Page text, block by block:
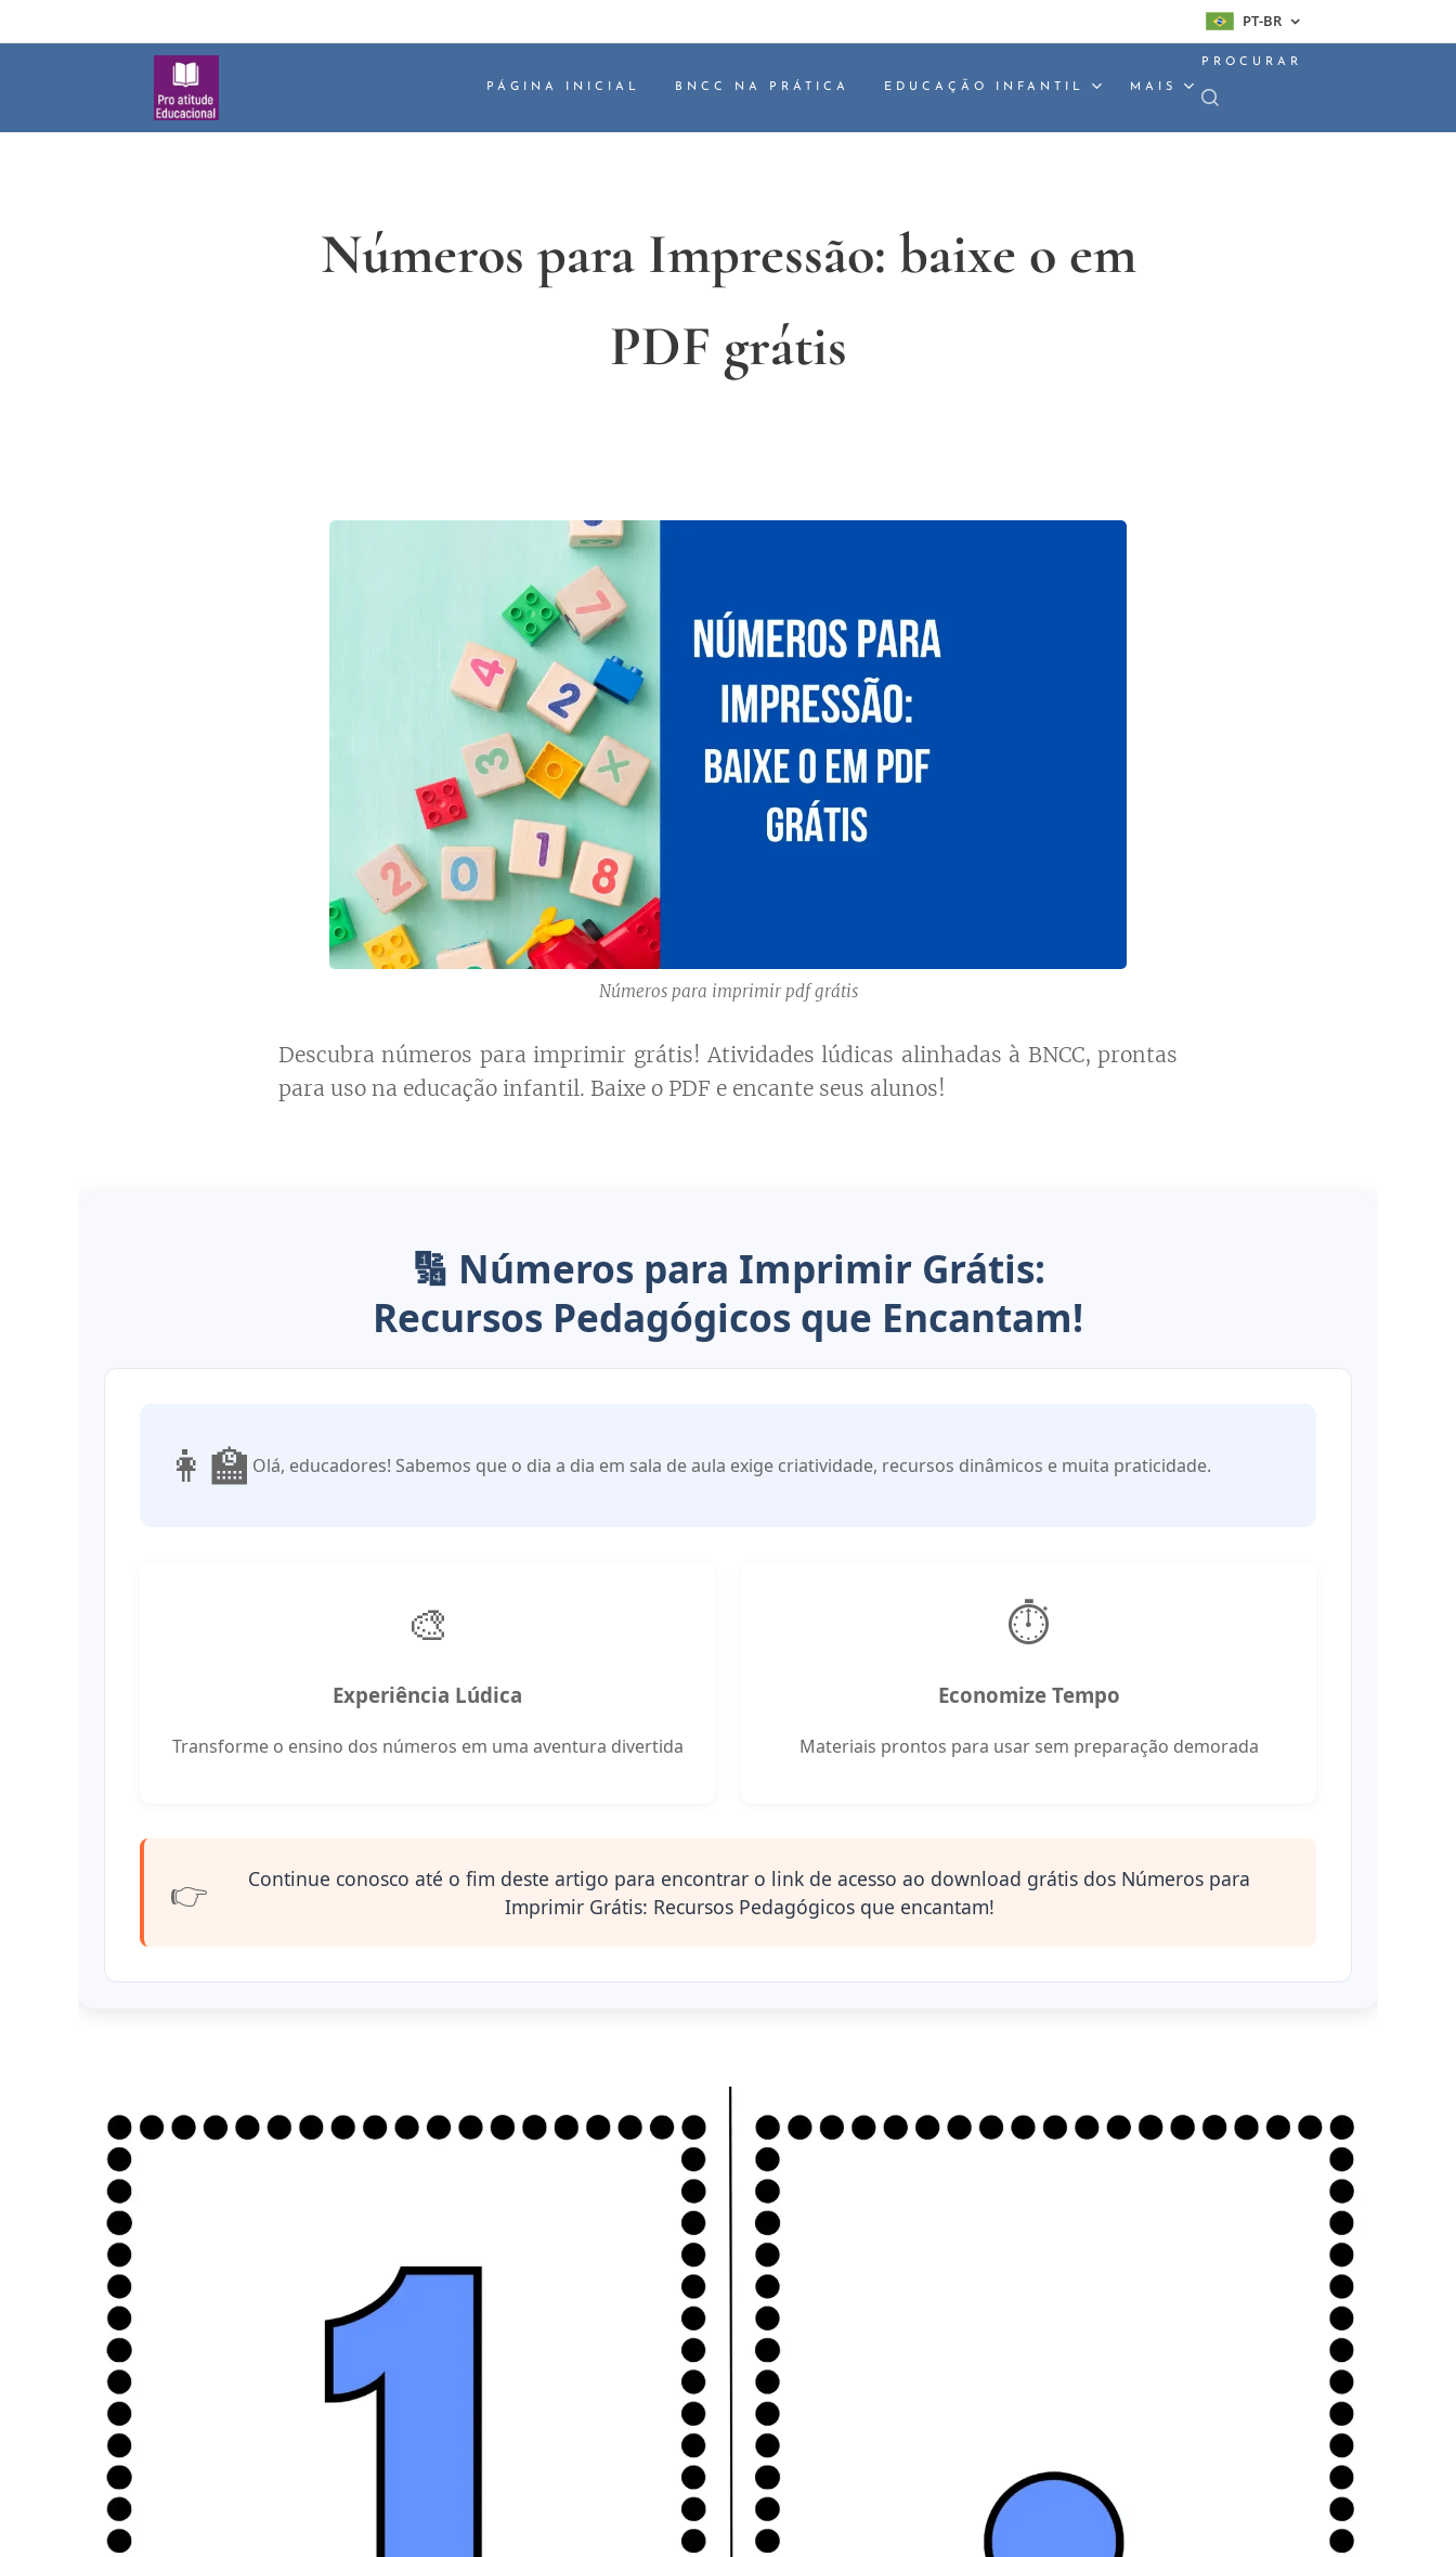
PT-BR
PÁGINA INICIAL BNCC NA PRÁTICA EDUCAÇÃO INFANTIL MAIS
PROCURAR
Números para Impressão: baixe o em
PDF grátis
Números para imprimir pdf grátis
Descubra números para imprimir grátis! Atividades lúdicas alinhadas à BNCC, prontas
para uso na educação infantil. Baixe o PDF e encante seus alunos!
🔢 Números para Imprimir Grátis:
Recursos Pedagógicos que Encantam!
👩🏫 Olá, educadores! Sabemos que o dia a dia em sala de aula exige criatividade, recursos dinâmicos e muita praticidade.
🎨
Experiência Lúdica
Transforme o ensino dos números em uma aventura divertida
⏱️
Economize Tempo
Materiais prontos para usar sem preparação demorada
👉 Continue conosco até o fim deste artigo para encontrar o link de acesso ao download grátis dos Números para
Imprimir Grátis: Recursos Pedagógicos que encantam!